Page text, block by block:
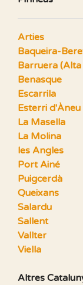
Arties
Baqueira-
Barruera
Benasque
Escarrila
Esterri d'Àneu
La Masella
La Molina
les Angles
Port Ainé
Puigcerdà
Queixans
Salardu
Sallent
Vallter
Viella
Altres